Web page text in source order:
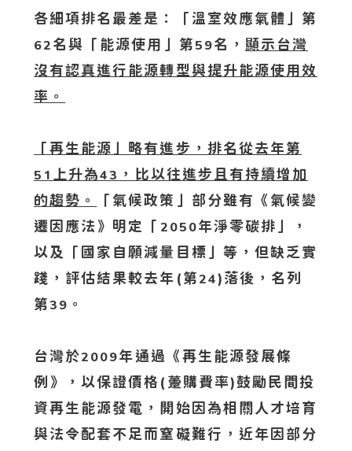
各細項排名最差是：「溫室效應氣體」第
62 名與「能源使用」第 59名， 顯示台灣
沒有認真進行能源轉型與提升能源使用效
率。
「再生能源」略有進步，排名從去年第
51 上升為43 ，比以往進步且有持續增加
的趨勢。
「氣候政策」部分雖有《氣候變
遷因應法》明定「 2050年淨零碳排」，
以及「國家自願減量目標」等，但缺乏實
踐，評估結果較去年(第24)落後，名列
第39 。
台灣於2009年通過《再生能源發展條
例》，以保證價格(躉購費率)鼓勵民間投
資再生能源發電，開始因為相關人才培育
與法令配套不足而窒礙難行，近年因部分